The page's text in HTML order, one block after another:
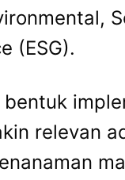
(ESG).
bentuk
relevan